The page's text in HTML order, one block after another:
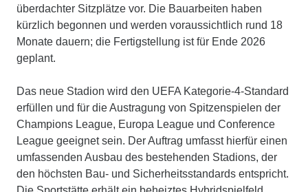
überdachter Sitzplätze vor. Die Bauarbeiten haben
kürzlich begonnen und werden voraussichtlich rund 18
Monate dauern; die Fertigstellung ist für Ende 2026
geplant.
Das neue Stadion wird den UEFA Kategorie-4-Standard
erfüllen und für die Austragung von Spitzenspielen der
Champions League, Europa League und Conference
League geeignet sein. Der Auftrag umfasst hierfür einen
umfassenden Ausbau des bestehenden Stadions, der
den höchsten Bau- und Sicherheitsstandards entspricht.